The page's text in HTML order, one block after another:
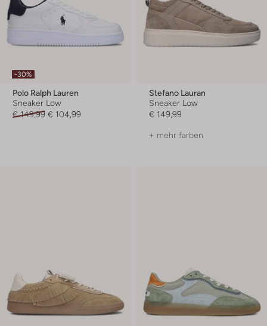
-30%
Polo Ralph Lauren
Sneaker Low
€ 149,99 € 104,99
Stefano Lauran
Sneaker Low
€ 149,99
+ mehr farben